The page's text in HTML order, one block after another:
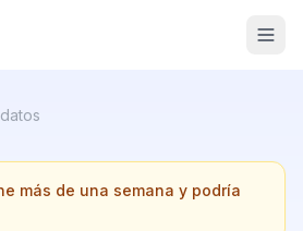
más de una semana y podría